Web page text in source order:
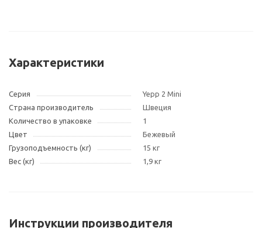
Характеристики
Серия
Yepp 2 Mini
Страна производитель
Швеция
Количество в упаковке
1
Цвет
Бежевый
Грузоподъемность (кг)
15 кг
Вес (кг)
1,9 кг
Инструкции производителя